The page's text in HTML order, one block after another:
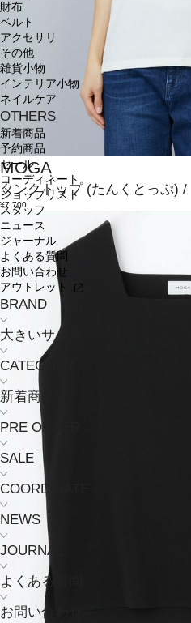
財布
ベルト
アクセサリ
その他
雑貨小物
インテリア小物
ネイルケア
OTHERS
新着商品
予約商品
セール
コーディネート
ショップリスト
スタッフ
ニュース
ジャーナル
よくある質問
お問い合わせ
アウトレット
BRAND
大きいサイズ
CATEGORY
新着商品
PRE ORDER
SALE
COORDINATE
NEWS
JOURNAL
よくある質問
お問い合わせ
MOGA
タンクトップ (たんくとっぷ) /
¥7,700